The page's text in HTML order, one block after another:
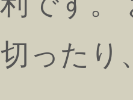
ったり